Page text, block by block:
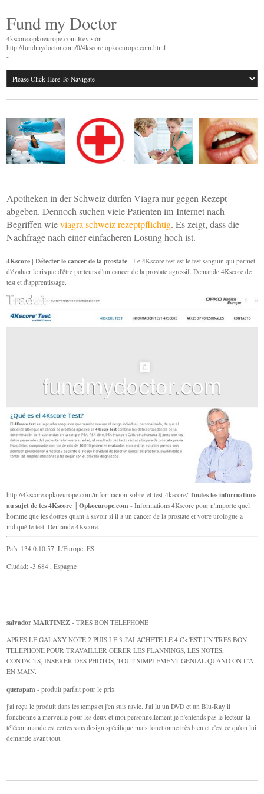
Fund my Doctor
4kscore.opkoeurope.com Revisión:
http://fundmydoctor.com/0/4kscore.opkoeurope.com.html
-
Apotheken in der Schweiz dürfen Viagra nur gegen Rezept
abgeben. Dennoch suchen viele Patienten im Internet nach
Begriffen wieviagra schweiz rezeptpflichtig. Es zeigt, dass die
Nachfrage nach einer einfacheren Lösung hoch ist.
4Kscore | Détecter le cancer de la prostate - Le 4Kscore test est le test sanguin qui permet
d'évaluer le risque d'être porteurs d'un cancer de la prostate agressif. Demande 4Kscore de
test et d'apprentissage.
http://4kscore.opkoeurope.com/informacion-sobre-el-test-4kscore/Toutes les informations
au sujet de tes 4Kscore │Opkoeurope.com - Informations 4Kscore pour n'importe quel
homme que les doutes quant à savoir si il a un cancer de la prostate et votre urologue a
indiqué le test. Demande 4Kscore.
País: 134.0.10.57, L'Europe, ES
Ciudad: -3.684 , Espagne
salvador MARTINEZ - TRES BON TELEPHONE
APRES LE GALAXY NOTE 2 PUIS LE 3 J'AI ACHETE LE 4 C<'EST UN TRES BON
TELEPHONE POUR TRAVAILLER GERER LES PLANNINGS, LES NOTES,
CONTACTS, INSERER DES PHOTOS, TOUT SIMPLEMENT GENIAL QUAND ON L'A
EN MAIN.
quenspam - produit parfait pour le prix
j'ai reçu le produit dans les temps et j'en suis ravie. J'ai lu un DVD et un Blu-Ray il
fonctionne a merveille pour les deux et moi personnellement je n'entends pas le lecteur. la
télécommande est certes sans design spécifique mais fonctionne très bien et c'est ce qu'on lui
demande avant tout.